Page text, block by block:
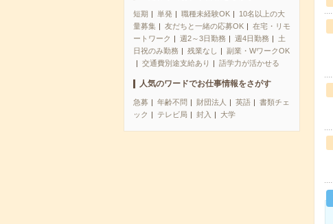
短期 単発 職種未経験OK
10名以上の大
量募集
友だちと一緒の応募OK
在宅・リモ
ートワーク
週2～3日勤務 週4日勤務
土
日祝のみ勤務
残業なし
副業・WワークOK
交通費別途支給あり
語学力が活かせる
人気のワードでお仕事情報をさがす
急募 年齢不問 財団法人 英語
書類チェ
ック
テレビ局 封入 大学